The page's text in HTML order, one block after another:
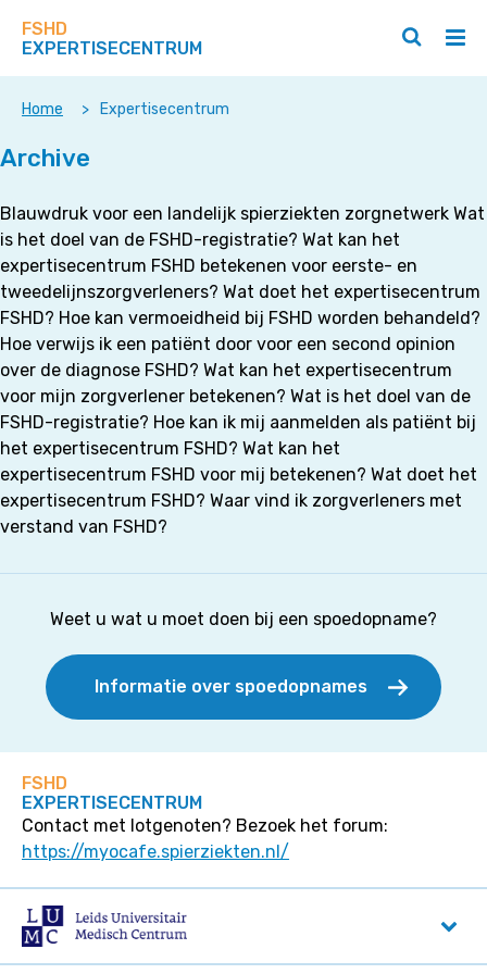
direct
op
deze
FSHD
EXPERTISECENTRUM
/
Zoeken
/
Home > Expertisecentrum
Archive
Blauwdruk voor een landelijk spierziekten zorgnetwerk Wat
is het doel van de FSHD-registratie? Wat kan het
expertisecentrum FSHD betekenen voor eerste- en
tweedelijnszorgverleners? Wat doet het expertisecentrum
FSHD? Hoe kan vermoeidheid bij FSHD worden behandeld?
Hoe verwijs ik een patiënt door voor een second opinion
over de diagnose FSHD? Wat kan het expertisecentrum
voor mijn zorgverlener betekenen? Wat is het doel van de
FSHD-registratie? Hoe kan ik mij aanmelden als patiënt bij
het expertisecentrum FSHD? Wat kan het
expertisecentrum FSHD voor mij betekenen? Wat doet het
expertisecentrum FSHD? Waar vind ik zorgverleners met
verstand van FSHD?
Weet u wat u moet doen bij een spoedopname?
Informatie over spoedopnames
FSHD
EXPERTISECENTRUM
Contact met lotgenoten? Bezoek het forum:
https://myocafe.spierziekten.nl/